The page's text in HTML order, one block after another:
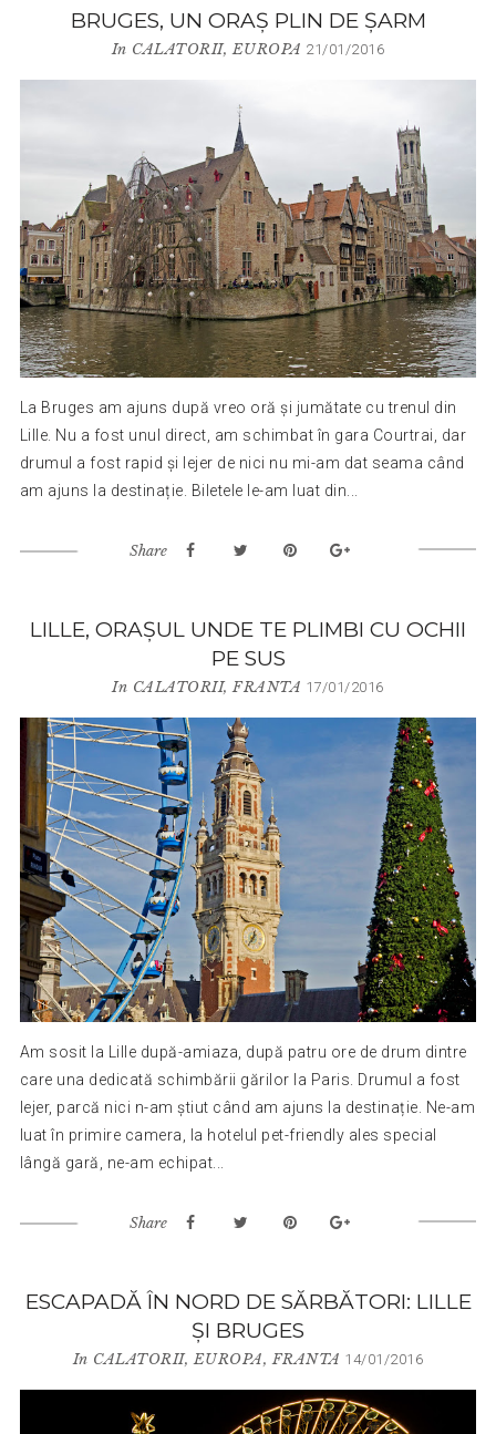
BRUGES, UN ORAŞ PLIN DE ŞARM
In CALATORII,EUROPA 21/01/2016
La Bruges am ajuns după vreo oră și jumătate cu trenul din
Lille. Nu a fost unul direct, am schimbat în gara Courtrai, dar
drumul a fost rapid și lejer de nici nu mi-am dat seama când
am ajuns la destinație. Biletele le-am luat din...
Share
LILLE, ORAȘUL UNDE TE PLIMBI CU OCHII
PE SUS
In CALATORII,FRANTA 17/01/2016
Am sosit la Lille după-amiaza, după patru ore de drum dintre
care una dedicată schimbării gărilor la Paris. Drumul a fost
lejer, parcă nici n-am știut când am ajuns la destinație. Ne-am
luat în primire camera, la hotelul pet-friendly ales special
lângă gară, ne-am echipat...
Share
ESCAPADĂ ÎN NORD DE SĂRBĂTORI: LILLE
ȘI BRUGES
In CALATORII,EUROPA,FRANTA 14/01/2016